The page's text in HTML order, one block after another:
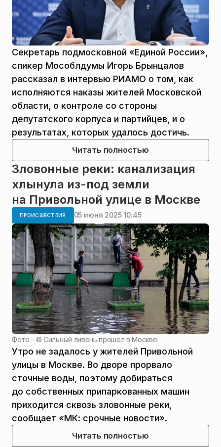
Секретарь подмосковной «Единой России»,
спикер Мособлдумы Игорь Брынцалов
рассказал в интервью РИАМО о том, как
исполняются наказы жителей Московской
области, о контроле со стороны
депутатского корпуса и партийцев, и о
результатах, которых удалось достичь.
Читать полностью
Зловонные реки: канализация
хлынула из-под земли
на Привольной улице в Москве
ПРОИСШЕСТВИЯ 05 июня 2025 10:45
Фото - ©Сильный ливень прошел в Москве
Утро не задалось у жителей Привольной
улицы в Москве. Во дворе прорвало
сточные воды, поэтому добираться
до собственных припаркованных машин
приходится сквозь зловонные реки,
сообщает «МК: срочные новости».
Читать полностью